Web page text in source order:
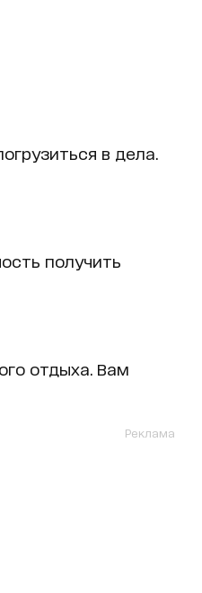
в дела.
получить
отдыха. Вам
Реклама